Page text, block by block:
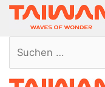
Suchen …